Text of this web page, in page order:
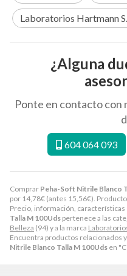
Comprar Peha-Soft Nitrile Blanco
por 14,78€ (antes 15,56€).
Precio, información, características
Talla M 100Uds pertenece a las
Belleza (94) y a la marca
Encuentra productos relacionados
Nitrile Blanco Talla M 100Uds en
Laboratorios Hartmann
¿Alguna
Ponte en contacto con
604 064 093